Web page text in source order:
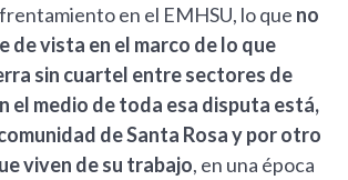
en el EMHSU, lo que no
de vista en el marco de lo que
sin cuartel entre sectores de
el medio de toda esa disputa está,
de Santa Rosa y por otro
viven de su trabajo, en una época